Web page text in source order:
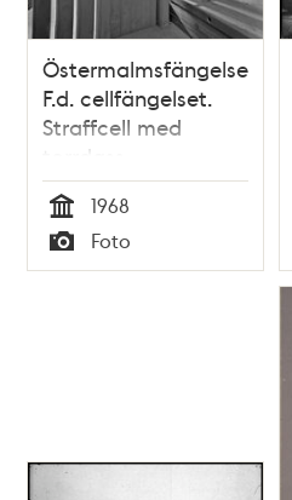
Östermalmsfängelset.
F.d. cellfängelset.
Straffcell med
torrdass
Tid
1968
Typ
Foto